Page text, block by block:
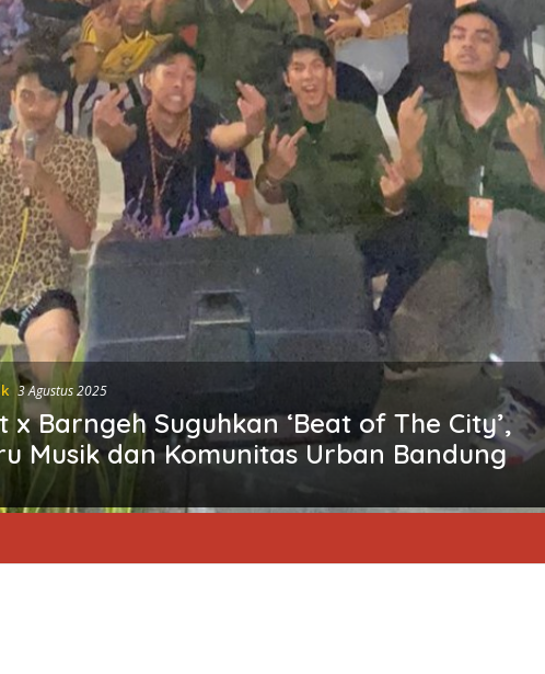
3 Agustus 2025
x Barngeh Suguhkan ‘Beat of The City’,
Musik dan Komunitas Urban Bandung